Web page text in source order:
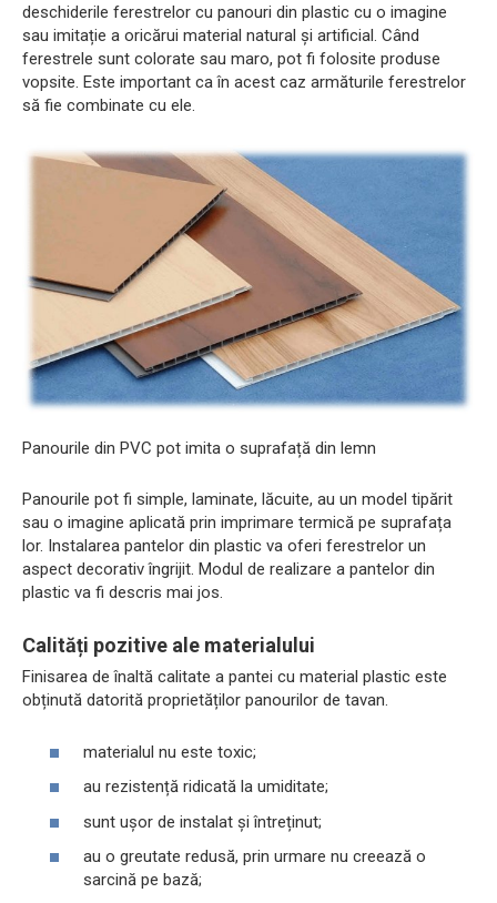
deschiderile ferestrelor cu panouri din plastic cu o imagine
sau imitație a oricărui material natural și artificial. Când
ferestrele sunt colorate sau maro, pot fi folosite produse
vopsite. Este important ca în acest caz armăturile ferestrelor
să fie combinate cu ele.
Panourile din PVC pot imita o suprafață din lemn
Panourile pot fi simple, laminate, lăcuite, au un model tipărit
sau o imagine aplicată prin imprimare termică pe suprafața
lor. Instalarea pantelor din plastic va oferi ferestrelor un
aspect decorativ îngrijit. Modul de realizare a pantelor din
plastic va fi descris mai jos.
Calități pozitive ale materialului
Finisarea de înaltă calitate a pantei cu material plastic este
obținută datorită proprietăților panourilor de tavan.
materialul nu este toxic;
au rezistență ridicată la umiditate;
sunt ușor de instalat și întreținut;
au o greutate redusă, prin urmare nu creează o
sarcină pe bază;